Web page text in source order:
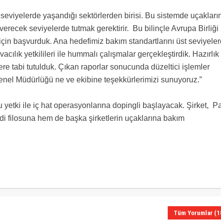
yaşandığı sektörlerden birisi. Bu sistemde
seviyelerde tutmak gerektirir. Bu bilinçle Avrupa Birliği
başvurduk. Ana hedefimiz bakım standartlarını üst
yetkilileri ile hummalı çalışmalar gerçekleştirdik. Hazırlık
tabi tutulduk. Çıkan raporlar sonucunda düzeltici işlemler
Müdürlüğü ne ve ekibine teşekkürlerimizi sunuyoruz.”
yetki ile iç hat operasyonlarına dopingli başlayacak. Şirket,
filosuna hem de başka şirketlerin uçaklarına bakım
Tüm Yorumlar